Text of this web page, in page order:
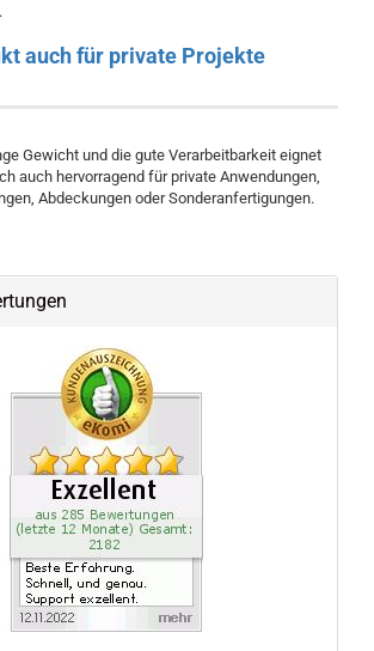
auch für private Projekte
Gewicht und die gute Verarbeitbarkeit eignet
auch hervorragend für private Anwendungen,
Abdeckungen oder Sonderanfertigungen.